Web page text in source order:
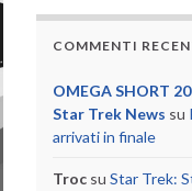
COMMENTI
OMEGA SHORT
Star Trek News su
arrivati in finale
Troc su Star Trek: